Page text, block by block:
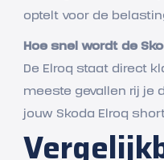
optelt voor de
Hoe snel wordt de
De Elroq staat direct
meeste gevallen rij je
jouw Skoda Elroq